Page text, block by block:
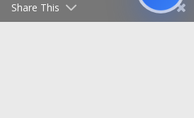
Share This